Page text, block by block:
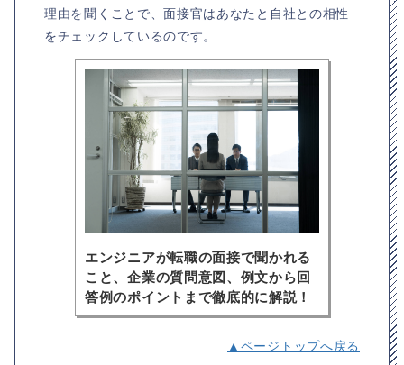
理由を聞くことで、面接官はあなたと自社との相性
をチェックしているのです。
エンジニアが転職の面接で聞かれる
こと、企業の質問意図、例文から回
答例のポイントまで徹底的に解説！
▲ページトップへ戻る